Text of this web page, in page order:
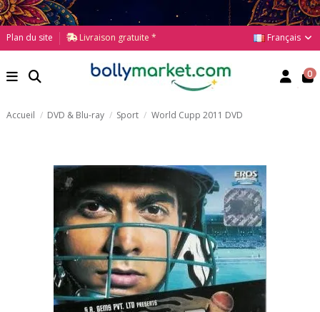
Plan du site Livraison gratuite * Français
0
Accueil DVD & Blu-ray Sport World Cupp 2011 DVD